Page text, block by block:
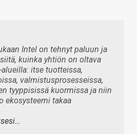
Intel on tehnyt paluun ja
kuinka yhtiön on oltava
itse tuotteissa,
valmistusprosesseissa,
tyyppisissä kuormissa ja niin
ekosysteemi takaa